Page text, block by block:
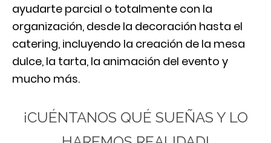
ayudarte parcial o totalmente con la
organización, desde la decoración hasta el
catering, incluyendo la creación de la mesa
dulce, la tarta, la animación del evento y
mucho más.
¡CUÉNTANOS QUÉ SUEÑAS Y LO